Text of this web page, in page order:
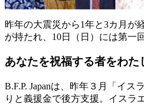
昨年の大震災から1年と3カ月が
が持たれ、10日（日）には第一
あなたを祝福する者をわた
B.F.P. Japanは、昨年３月「イ
りと義援金で後方支援。イスラ